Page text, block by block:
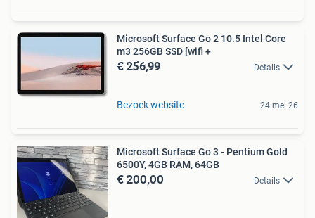
Microsoft Surface Go 2 10.5 Intel Core
m3 256GB SSD [wifi +
€ 256,99 Details
Bezoek website 24 mei 26
Microsoft Surface Go 3 - Pentium Gold
6500Y, 4GB RAM, 64GB
€ 200,00 Details